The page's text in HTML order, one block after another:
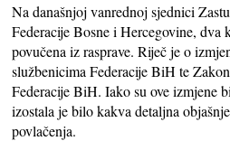
Na današnjoj vanrednoj sjednici
Federacije Bosne i Hercegovine, dva
povučena iz rasprave. Riječ je o
službenicima Federacije BiH te
Federacije BiH. Iako su ove izmjene
izostala je bilo kakva detaljna
povlačenja.